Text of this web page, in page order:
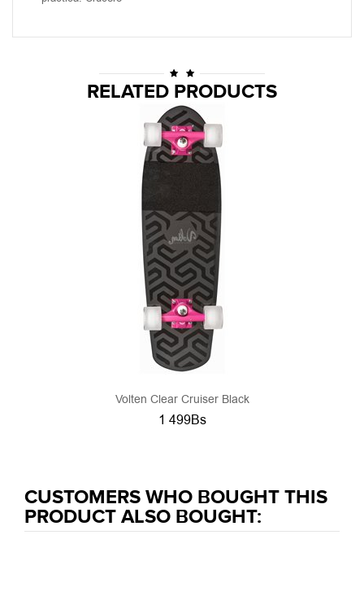
RELATED PRODUCTS
Volten Clear Cruiser Black
1 499Bs
CUSTOMERS WHO BOUGHT THIS
PRODUCT ALSO BOUGHT: